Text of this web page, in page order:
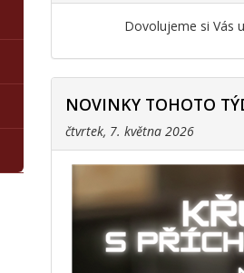
Dovolujeme si Vás
NOVINKY TOHOTO
čtvrtek, 7. května 2026